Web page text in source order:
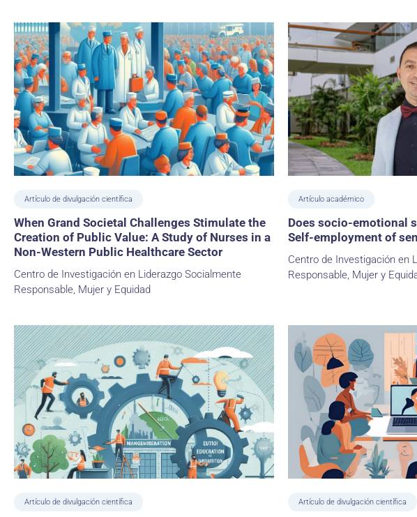
Artículo de divulgación científica
When Grand Societal Challenges Stimulate the
Creation of Public Value: A Study of Nurses in a
Non-Western Public Healthcare Sector
Centro de Investigación en Liderazgo Socialmente
Responsable, Mujer y Equidad
Artículo académico
Does socio-emotional
Self-employment of
Centro de Investigación en
Responsable, Mujer y
Artículo de divulgación científica Artículo de divulgación científica